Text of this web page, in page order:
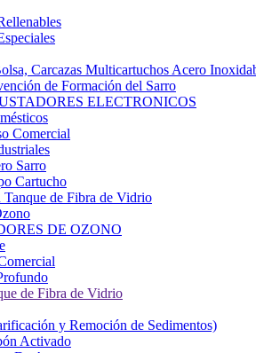
Carcazas Multicartuchos Acero
de Formación del Sarro
ELECTRONICOS
Comercial
Sarro
Cartucho
de Fibra de Vidrio
DE OZONO
de Fibra de Vidrio
y Remoción de Sedimentos)
Activado